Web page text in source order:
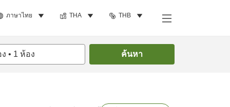
ภาษาไทย THA THB
• 1 ห้อง ค้นหา